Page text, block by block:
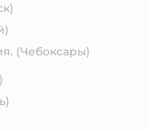
(Чебоксары)